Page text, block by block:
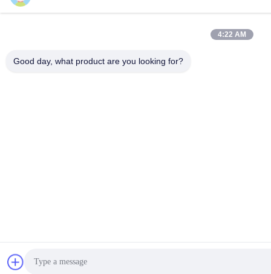
4:22 AM
Good day, what product are you looking for?